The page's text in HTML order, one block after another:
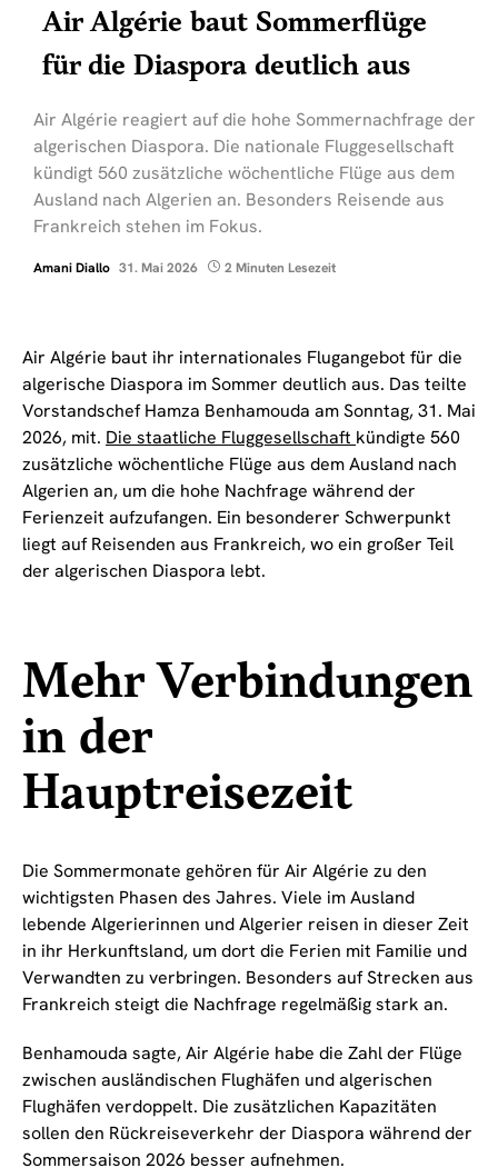
Air Algérie baut Sommerflüge
für die Diaspora deutlich aus
Air Algérie reagiert auf die hohe Sommernachfrage der
algerischen Diaspora. Die nationale Fluggesellschaft
kündigt 560 zusätzliche wöchentliche Flüge aus dem
Ausland nach Algerien an. Besonders Reisende aus
Frankreich stehen im Fokus.
Amani Diallo 31. Mai 2026 2 Minuten Lesezeit
Air Algérie baut ihr internationales Flugangebot für die
algerische Diaspora im Sommer deutlich aus. Das teilte
Vorstandschef Hamza Benhamouda am Sonntag, 31. Mai
2026, mit. Die staatliche Fluggesellschaft kündigte 560
zusätzliche wöchentliche Flüge aus dem Ausland nach
Algerien an, um die hohe Nachfrage während der
Ferienzeit aufzufangen. Ein besonderer Schwerpunkt
liegt auf Reisenden aus Frankreich, wo ein großer Teil
der algerischen Diaspora lebt.
Mehr Verbindungen
in der
Hauptreisezeit
Die Sommermonate gehören für Air Algérie zu den
wichtigsten Phasen des Jahres. Viele im Ausland
lebende Algerierinnen und Algerier reisen in dieser Zeit
in ihr Herkunftsland, um dort die Ferien mit Familie und
Verwandten zu verbringen. Besonders auf Strecken aus
Frankreich steigt die Nachfrage regelmäßig stark an.
Benhamouda sagte, Air Algérie habe die Zahl der Flüge
zwischen ausländischen Flughäfen und algerischen
Flughäfen verdoppelt. Die zusätzlichen Kapazitäten
sollen den Rückreiseverkehr der Diaspora während der
Sommersaison 2026 besser aufnehmen.